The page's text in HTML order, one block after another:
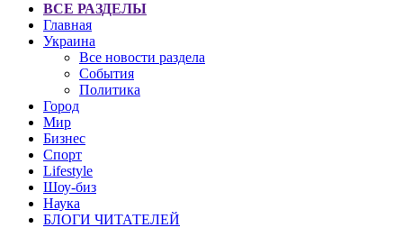
ВСЕ РАЗДЕЛЫ
Главная
Украина
Все новости раздела
События
Политика
Город
Мир
Бизнес
Спорт
Lifestyle
Шоу-биз
Наука
БЛОГИ ЧИТАТЕЛЕЙ